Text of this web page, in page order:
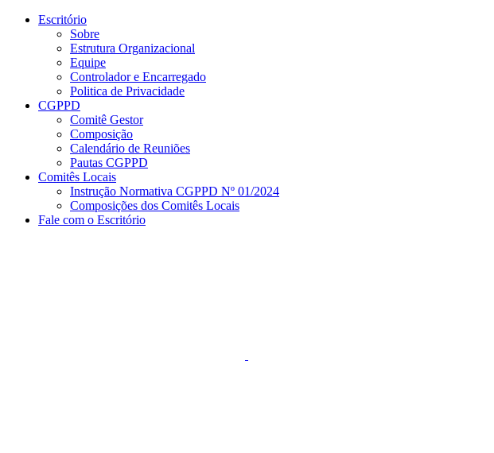
Conteúdo principal
Escritório
Sobre
Estrutura Organizacional
Equipe
Controlador e Encarregado
Politica de Privacidade
CGPPD
Comitê Gestor
Composição
Calendário de Reuniões
Pautas CGPPD
Comitês Locais
Instrução Normativa CGPPD Nº 01/2024
Composições dos Comitês Locais
Fale com o Escritório